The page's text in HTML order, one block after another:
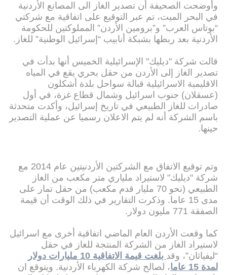
وأوضحت الصحيفة أن تصدير الغاز الى المصانع الأردنية
في البحر الميت، تم عبر التوقيع على اتفاقية مع شركتي
“بوتاس العرب” و”برومين الأردن” المملوكتين للحكومة
الأردنية بعد ربطها بشبكة أنابيب “إسرائيل الوطنية” للغاز.
قالت شركة "ديليك" الإسرائيلية الخميس أنها بدأت في
تصدير الغاز إلى الأردن من حقل بحري يقع في المياه
الاقليمية الاسرائيلية قبالة سواحل بلدة أشكلون
(عسقلان) جنوب اسرائيل وشمال قطاع غزة، في أول
صادرات للغاز الطبيعي في تاريخ إسرائيل، وأكدت متحدثة
باسم الشركة أنه لم يتم الاعلان رسميا عن عملية التصدير
حينها.
وتم توقيع الاتفاق مع الشركتين الأردنيتين عام 2014 مع
شركة "ديليك" لاستيراد ملياري متر مكعب من الغاز
الطبيعي (نحو 70 مليار قدم مكعب) من حقل تمار على
مدى 15 عاما. وذكرت التقارير في ذلك الوقت أن قيمة
الصفقة 771 مليون دولار.
كما وقعت الأردن العام الماضي اتفاقية أخرى مع اسرائيل
لاستيراد الغاز من الشركة المنتجة للغاز في حقل
“ليفياثان”، وقد
بلغت قيمة الاتفاقية 10 مليارات دولار
لمدة 15 عاما
، لصالح شركة الكهرباء الأردنية. ويتوقع ان